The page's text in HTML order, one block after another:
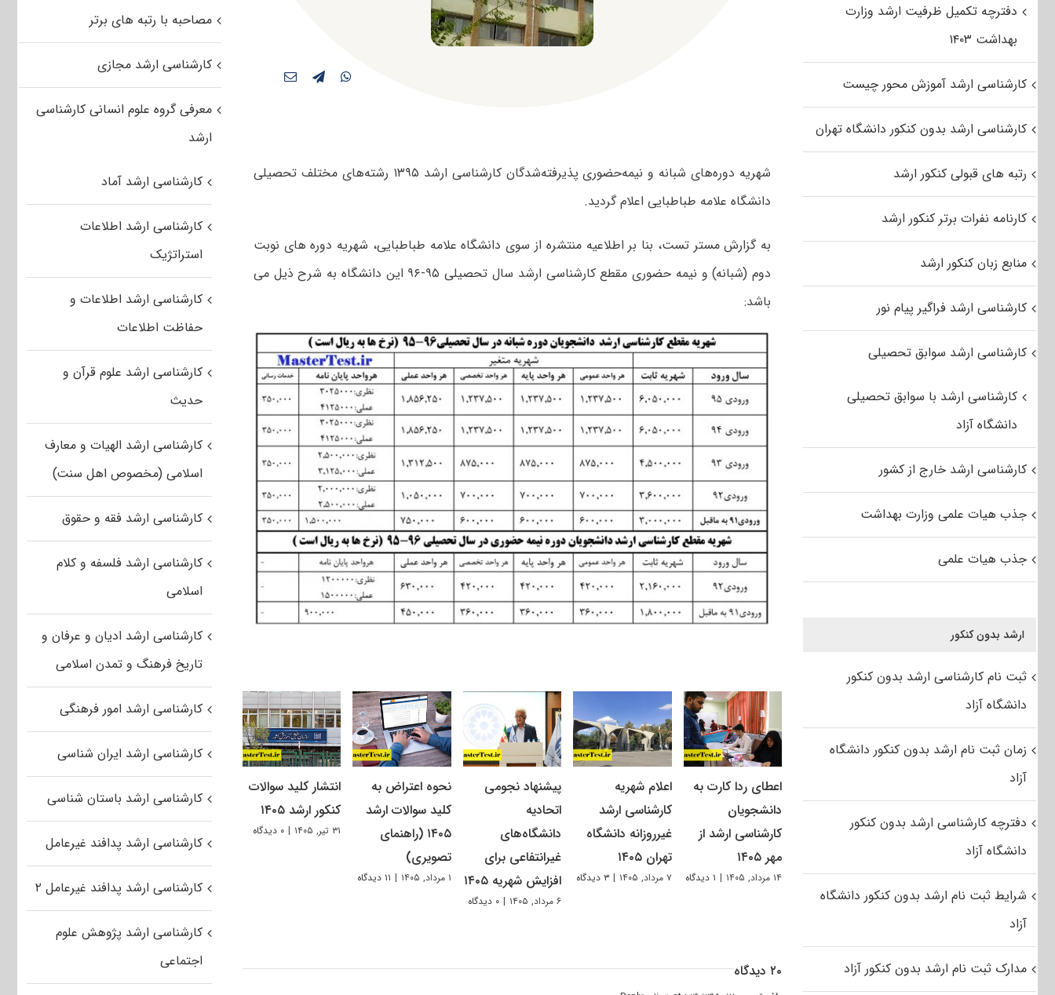
شهریه دوره‌های شبانه و نیمه‌حضوری پذیرفته‌شدگان کارشناسی ارشد ۱۳۹۵ رشته‌های مختلف تحصیلی
دانشگاه علامه طباطبایی اعلام گردید.
به گزارش مستر تست، بنا بر اطلاعیه منتشره از سوی دانشگاه علامه طباطبایی، شهریه دوره های نوبت
دوم (شبانه) و نیمه حضوری مقطع کارشناسی ارشد سال تحصیلی ۹۵-۹۶ این دانشگاه به شرح ذیل می
باشد:
اعطای ردا کارت به
دانشجویان
کارشناسی ارشد از
مهر ۱۴۰۵
۱۴ مرداد, ۱۴۰۵ | ۱ دیدگاه
اعلام شهریه
کارشناسی ارشد
غیرروزانه دانشگاه
تهران ۱۴۰۵
۷ مرداد, ۱۴۰۵ | ۳ دیدگاه
پیشنهاد نجومی
اتحادیه
دانشگاه‌های
غیرانتفاعی برای
افزایش شهریه ۱۴۰۵
۶ مرداد, ۱۴۰۵ | ۰ دیدگاه
نحوه اعتراض به
کلید سوالات ارشد
۱۴۰۵ (راهنمای
تصویری)
۱ مرداد, ۱۴۰۵ | ۱۱ دیدگاه
انتشار کلید سوالات
کنکور ارشد ۱۴۰۵
۳۱ تیر, ۱۴۰۵ | ۰ دیدگاه
۲۰ دیدگاه
مصاحبه با رتبه های برتر
کارشناسی ارشد مجازی
معرفی گروه علوم انسانی کارشناسی
ارشد
کارشناسی ارشد آماد
کارشناسی ارشد اطلاعات
استراتژیک
کارشناسی ارشد اطلاعات و
حفاظت اطلاعات
کارشناسی ارشد علوم قرآن و
حدیث
کارشناسی ارشد الهیات و معارف
اسلامی (مخصوص اهل سنت)
کارشناسی ارشد فقه و حقوق
کارشناسی ارشد فلسفه و کلام
اسلامی
کارشناسی ارشد ادیان و عرفان و
تاریخ فرهنگ و تمدن اسلامی
کارشناسی ارشد امور فرهنگی
کارشناسی ارشد ایران شناسی
کارشناسی ارشد باستان شناسی
کارشناسی ارشد پدافند غیرعامل
کارشناسی ارشد پدافند غیرعامل ۲
کارشناسی ارشد پژوهش علوم
اجتماعی
دفترچه تکمیل ظرفیت ارشد وزارت
بهداشت ۱۴۰۳
کارشناسی ارشد آموزش محور چیست
کارشناسی ارشد بدون کنکور دانشگاه تهران
رتبه های قبولی کنکور ارشد
کارنامه نفرات برتر کنکور ارشد
منابع زبان کنکور ارشد
کارشناسی ارشد فراگیر پیام نور
کارشناسی ارشد سوابق تحصیلی
کارشناسی ارشد با سوابق تحصیلی
دانشگاه آزاد
کارشناسی ارشد خارج از کشور
جذب هیات علمی وزارت بهداشت
جذب هیات علمی
ارشد بدون کنکور
ثبت نام کارشناسی ارشد بدون کنکور
دانشگاه آزاد
زمان ثبت نام ارشد بدون کنکور دانشگاه
آزاد
دفترچه کارشناسی ارشد بدون کنکور
دانشگاه آزاد
شرایط ثبت نام ارشد بدون کنکور دانشگاه
آزاد
مدارک ثبت نام ارشد بدون کنکور آزاد